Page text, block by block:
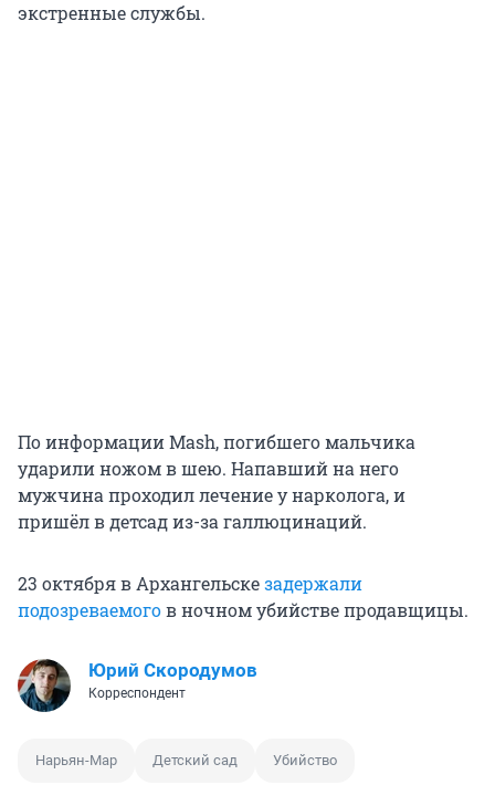
экстренные службы.
По информации Mash, погибшего мальчика
ударили ножом в шею. Напавший на него
мужчина проходил лечение у нарколога, и
пришёл в детсад из-за галлюцинаций.
23 октября в Архангельскезадержали
подозреваемогов ночном убийстве продавщицы.
Юрий Скородумов
Корреспондент
Нарьян-Мар Детский сад Убийство